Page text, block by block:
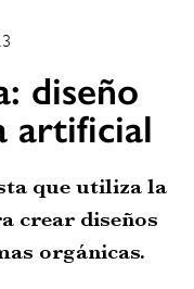
diseño
artificial
que utiliza la
crear diseños
orgánicas.